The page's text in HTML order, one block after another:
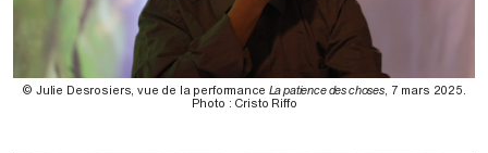
© Julie Desrosiers, vue de la performance La patience des choses , 7 mars 2025.
Photo : Cristo Riffo